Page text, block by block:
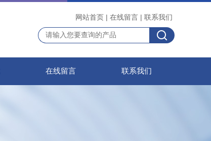
网站首页 | 在线留言 | 联系我们
在线留言 联系我们